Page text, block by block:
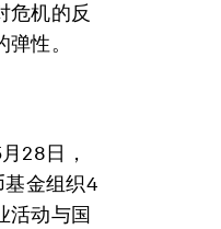
危机的反
性。
28日，
金组织4
活动与国